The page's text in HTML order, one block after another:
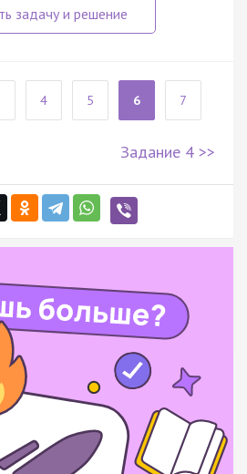
4 5 6 7
Задание 4 >>